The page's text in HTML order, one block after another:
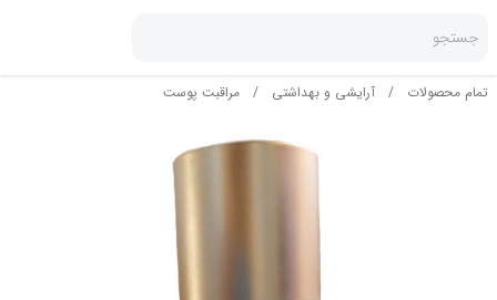
جستجو
تمام محصولات / آرایشی و بهداشتی / مراقبت پوست